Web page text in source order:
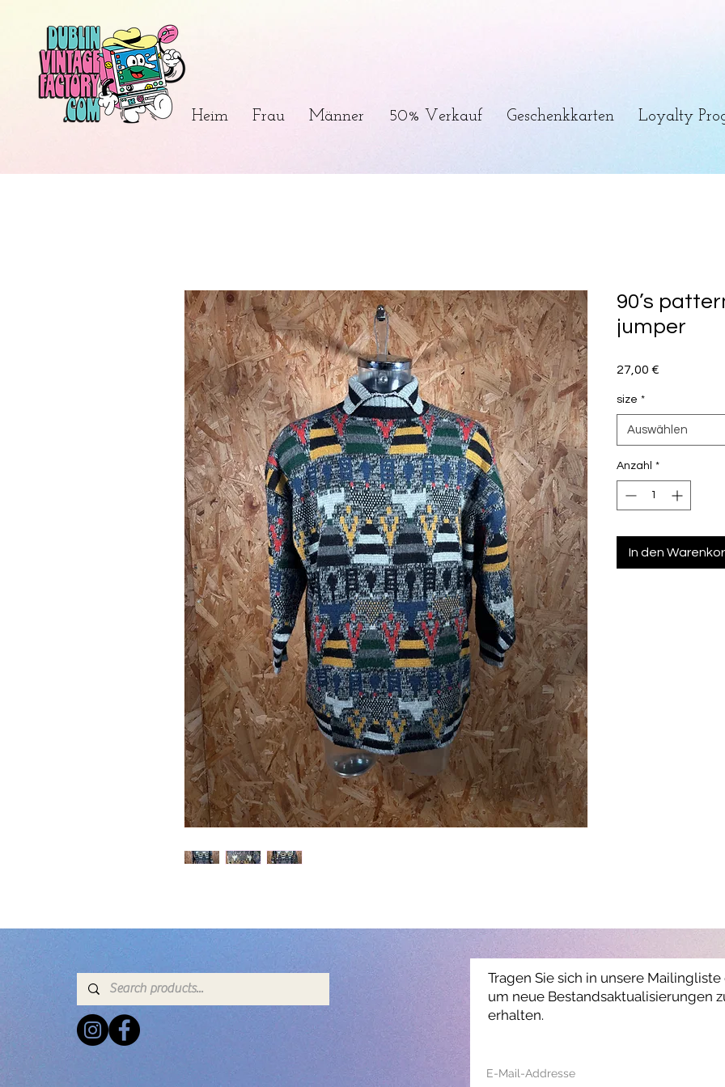
Heim Frau Männer 50% Verkauf Geschenkkarten Loyalty
90’s
jumper
27,00 €
size *
Auswählen
Anzahl *
In den
Tragen Sie sich in unsere Mailingliste
um neue Bestandsaktualisierungen
erhalten.